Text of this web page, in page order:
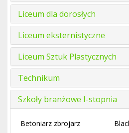
Liceum dla dorosłych
Liceum eksternistyczne
Liceum Sztuk Plastycznych
Technikum
Szkoły branżowe I-stopnia
Betoniarz zbrojarz